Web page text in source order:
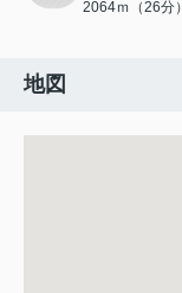
2064ｍ（26分）
地図